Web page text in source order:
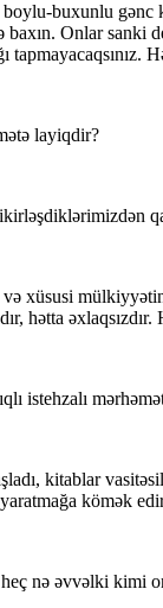
buxunlu
Onlar sanki
layiqdir?
xüsusi
hətta
istehzalı
kitablar
kömək
heç nə əvvəlki kimi